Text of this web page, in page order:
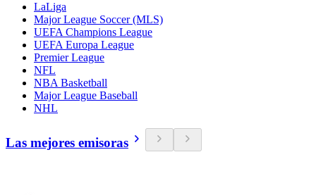
LaLiga
Major League Soccer (MLS)
UEFA Champions League
UEFA Europa League
Premier League
NFL
NBA Basketball
Major League Baseball
NHL
Las mejores emisoras